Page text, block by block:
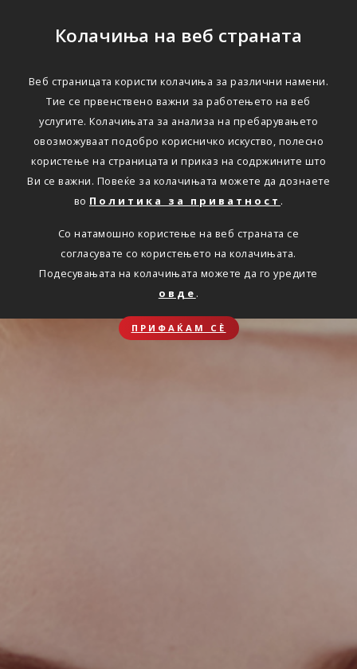
Колачиња на веб страната
Веб страницата користи колачиња за различни намени.
Тие се првенствено важни за работењето на веб
услугите. Колачињата за анализа на пребарувањето
овозможуваат подобро корисничко искуство, полесно
користење на страницата и приказ на содржините што
Ви се важни. Повеќе за колачињата можете да дознаете
во Политика за приватност .
Со натамошно користење на веб страната се
согласувате со користењето на колачињата.
Подесувањата на колачињата можете да го уредите
овде .
ПРИФАЌАМ СЀ